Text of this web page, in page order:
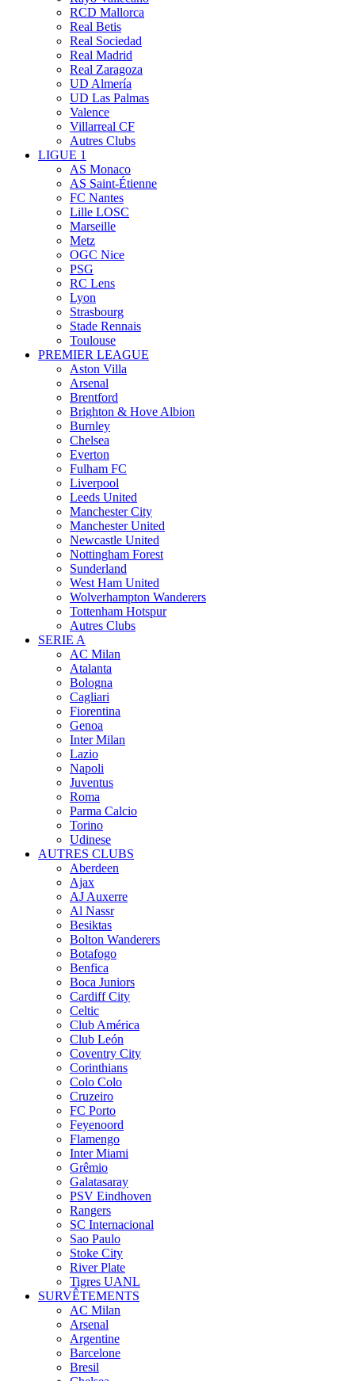
RCD Mallorca
Real Betis
Real Sociedad
Real Madrid
Real Zaragoza
UD Almería
UD Las Palmas
Valence
Villarreal CF
Autres Clubs
LIGUE 1
AS Monaco
AS Saint-Étienne
FC Nantes
Lille LOSC
Marseille
Metz
OGC Nice
PSG
RC Lens
Lyon
Strasbourg
Stade Rennais
Toulouse
PREMIER LEAGUE
Aston Villa
Arsenal
Brentford
Brighton & Hove Albion
Burnley
Chelsea
Everton
Fulham FC
Liverpool
Leeds United
Manchester City
Manchester United
Newcastle United
Nottingham Forest
Sunderland
West Ham United
Wolverhampton Wanderers
Tottenham Hotspur
Autres Clubs
SERIE A
AC Milan
Atalanta
Bologna
Cagliari
Fiorentina
Genoa
Inter Milan
Lazio
Napoli
Juventus
Roma
Parma Calcio
Torino
Udinese
AUTRES CLUBS
Aberdeen
Ajax
AJ Auxerre
Al Nassr
Besiktas
Bolton Wanderers
Botafogo
Benfica
Boca Juniors
Cardiff City
Celtic
Club América
Club León
Coventry City
Corinthians
Colo Colo
Cruzeiro
FC Porto
Feyenoord
Flamengo
Inter Miami
Grêmio
Galatasaray
PSV Eindhoven
Rangers
SC Internacional
Sao Paulo
Stoke City
River Plate
Tigres UANL
SURVÊTEMENTS
AC Milan
Arsenal
Argentine
Barcelone
Bresil